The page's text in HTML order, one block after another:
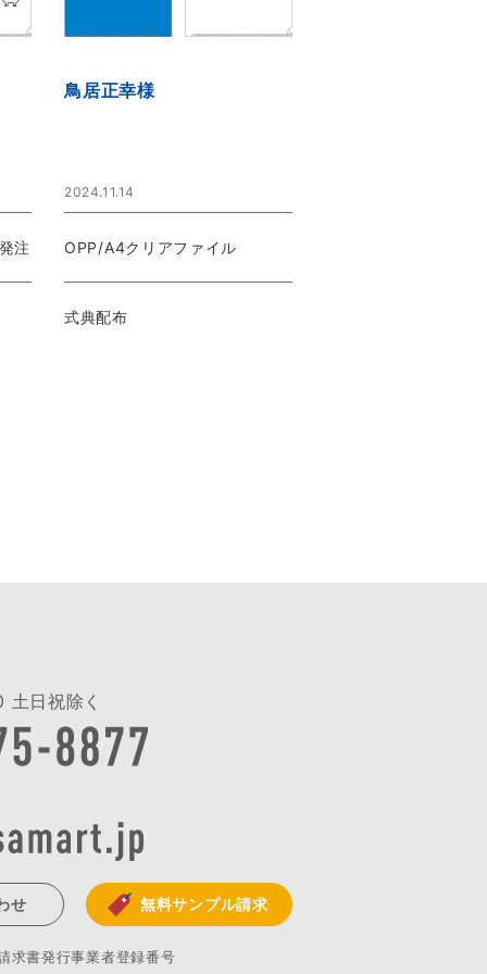
注
鳥居正幸様
2024.11.14
OPP/A4クリアファイル
式典配布
日祝除く
せ 無料サンプル請求
求書発行事業者登録番号